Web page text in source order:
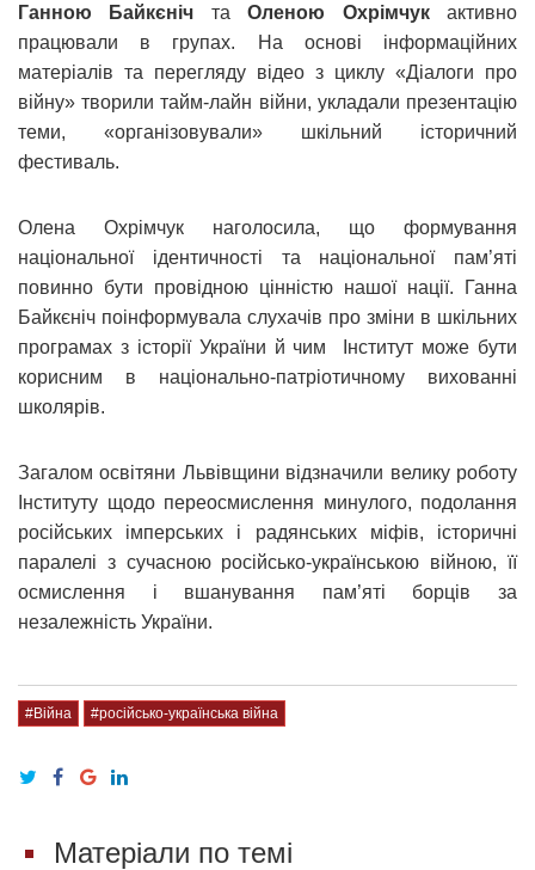
Ганною Байкєніч таОленою Охрімчукактивно
працювали в групах. На основі інформаційних
матеріалів та перегляду відео з циклу «Діалоги про
війну» творили тайм-лайн війни, укладали презентацію
теми, «організовували» шкільний історичний
фестиваль.
Олена Охрімчук наголосила, що формування
національної ідентичності та національної пам’яті
повинно бути провідною цінністю нашої нації. Ганна
Байкєніч поінформувала слухачів про зміни в шкільних
програмах з історії України й чим Інститут може бути
корисним в національно-патріотичному вихованні
школярів.
Загалом освітяни Львівщини відзначили велику роботу
Інституту щодо переосмислення минулого, подолання
російських імперських і радянських міфів, історичні
паралелі з сучасною російсько-українською війною, її
осмислення і вшанування пам’яті борців за
незалежність України.
#Війна #російсько-українська війна
Матеріали по темі